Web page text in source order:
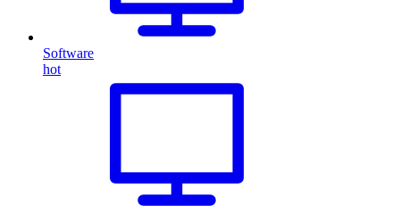
Software
hot